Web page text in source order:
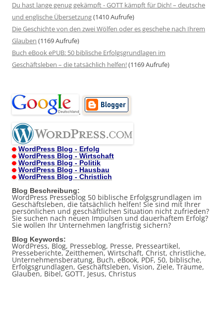
Du hast lange genug gekämpft - GOTT kämpft für Dich! – deutsche
und englische Übersetzung(1410 Aufrufe)
Die Geschichte von den zwei Wölfen oder es geschehe nach Ihrem
Glauben (1169 Aufrufe)
Buch eBook ePUB: 50 biblische Erfolgsgrundlagen im
Geschäftsleben – die tatsächlich helfen!(1169 Aufrufe)
.
WordPress Blog - Erfolg
WordPress Blog - Wirtschaft
WordPress Blog - Politik
WordPress Blog - Hausbau
WordPress Blog - Christlich
Blog Beschreibung:
WordPress Presseblog 50 biblische Erfolgsgrundlagen im
Geschäftsleben, die tatsächlich helfen! Sie sind mit Ihrer
persönlichen und geschäftlichen Situation nicht zufrieden?
Sie suchen nach neuen Impulsen und dauerhaftem Erfolg?
Sie wollen Ihr Unternehmen langfristig sichern?
Blog Keywords:
WordPress, Blog, Presseblog, Presse, Presseartikel,
Presseberichte, Zeitthemen, Wirtschaft, Christ, christliche,
Unternehmensberatung, Buch, eBook, PDF, 50, biblische,
Erfolgsgrundlagen, Geschäftsleben, Vision, Ziele, Träume,
Glauben, Bibel, GOTT, Jesus, Christus